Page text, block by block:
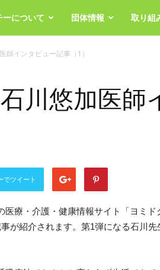
について 団体情報 取り組
師インタビュー記事（1）
川悠加医師
でツイート
医療・介護・健康情報サイト「ヨミ
が紹介されます。第1弾になる石川